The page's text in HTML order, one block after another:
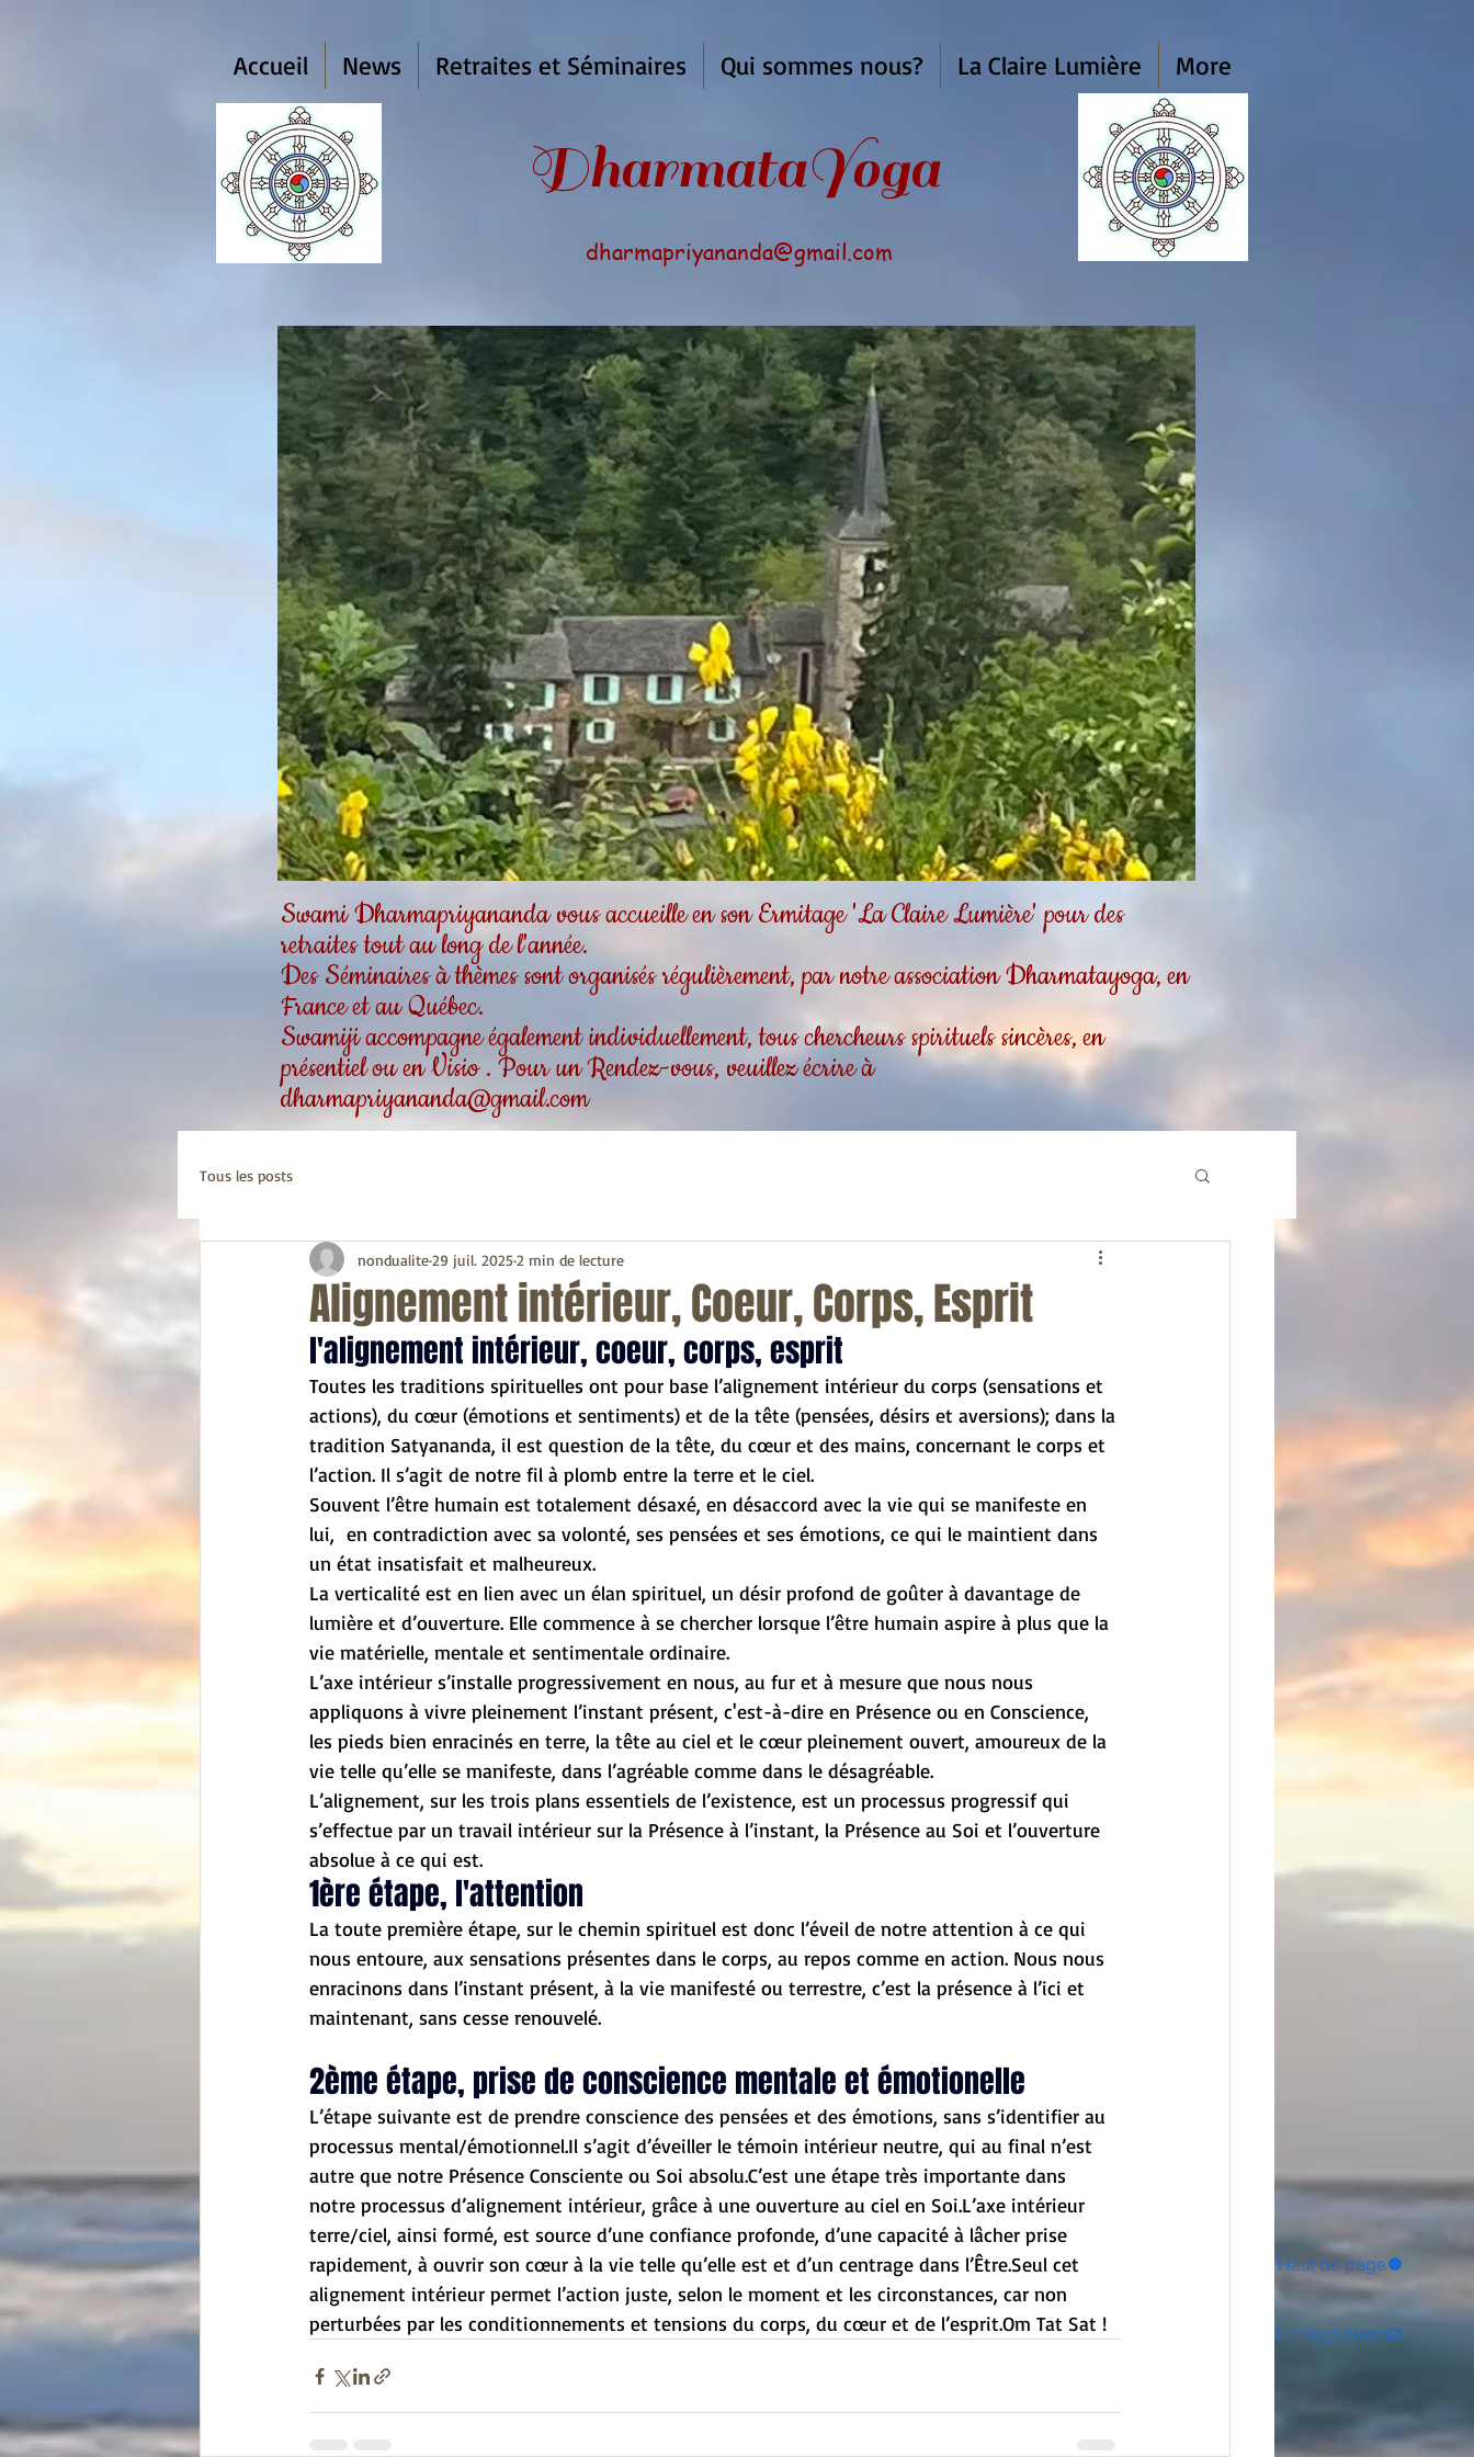
Accueil News Retraites et Séminaires Qui sommes nous? La Claire Lumière More
DharmataYoga
dharmapriyananda@gmail.com
Swami Dharmapriyananda vous accueille en son Ermitage 'La Claire Lumière' pour des
retraites tout au long de l'année.
Des Séminaires à thèmes sont organisés régulièrement, par notre association Dharmatayoga, en
France et au Québec.
Swamiji accompagne également individuellement, tous chercheurs spirituels sincères, en
présentiel ou en Visio . Pour un Rendez-vous, veuillez écrire à
dharmapriyananda@gmail.com
Haut de page
Le Yoga Nidra
Tous les posts
Alignement intérieur, Coeur, Corps, Esprit
nondualite29 juil. 20252 min de lecture
l'alignement intérieur, coeur, corps, esprit
Toutes les traditions spirituelles ont pour base l’alignement intérieur du corps (sensations et
actions), du cœur (émotions et sentiments) et de la tête (pensées, désirs et aversions); dans la
tradition Satyananda, il est question de la tête, du cœur et des mains, concernant le corps et
l’action. Il s’agit de notre fil à plomb entre la terre et le ciel.
Souvent l’être humain est totalement désaxé, en désaccord avec la vie qui se manifeste en
lui,  en contradiction avec sa volonté, ses pensées et ses émotions, ce qui le maintient dans
un état insatisfait et malheureux.
La verticalité est en lien avec un élan spirituel, un désir profond de goûter à davantage de
lumière et d’ouverture. Elle commence à se chercher lorsque l’être humain aspire à plus que la
vie matérielle, mentale et sentimentale ordinaire.
L’axe intérieur s’installe progressivement en nous, au fur et à mesure que nous nous
appliquons à vivre pleinement l’instant présent, c'est-à-dire en Présence ou en Conscience,
les pieds bien enracinés en terre, la tête au ciel et le cœur pleinement ouvert, amoureux de la
vie telle qu’elle se manifeste, dans l’agréable comme dans le désagréable.
L’alignement, sur les trois plans essentiels de l’existence, est un processus progressif qui
s’effectue par un travail intérieur sur la Présence à l’instant, la Présence au Soi et l’ouverture
absolue à ce qui est.
1ère étape, l'attention
La toute première étape, sur le chemin spirituel est donc l’éveil de notre attention à ce qui
nous entoure, aux sensations présentes dans le corps, au repos comme en action. Nous nous
enracinons dans l’instant présent, à la vie manifesté ou terrestre, c’est la présence à l’ici et
maintenant, sans cesse renouvelé.
2ème étape, prise de conscience mentale et émotionelle
L’étape suivante est de prendre conscience des pensées et des émotions, sans s’identifier au
processus mental/émotionnel.Il s’agit d’éveiller le témoin intérieur neutre, qui au final n’est
autre que notre Présence Consciente ou Soi absolu.C’est une étape très importante dans
notre processus d’alignement intérieur, grâce à une ouverture au ciel en Soi.L’axe intérieur
terre/ciel, ainsi formé, est source d’une confiance profonde, d’une capacité à lâcher prise
rapidement, à ouvrir son cœur à la vie telle qu’elle est et d’un centrage dans l’Être.Seul cet
alignement intérieur permet l’action juste, selon le moment et les circonstances, car non
perturbées par les conditionnements et tensions du corps, du cœur et de l’esprit.Om Tat Sat !